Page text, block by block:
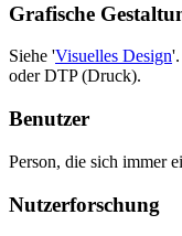
Grafische
Siehe 'Visuelles Design
oder DTP (Druck).
Benutzer
Person, die sich immer
Nutzerforschung